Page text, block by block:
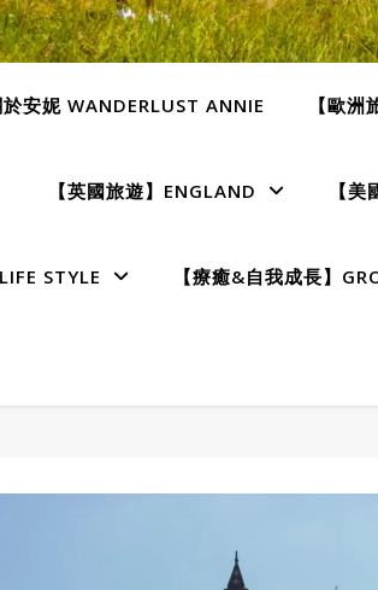
安妮 WANDERLUST ANNIE 【歐洲
【英國旅遊】ENGLAND 【
STYLE 【療癒&自我成長】